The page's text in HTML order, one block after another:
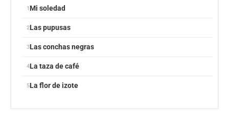
Mi soledad
Las pupusas
Las conchas negras
La taza de café
La flor de izote